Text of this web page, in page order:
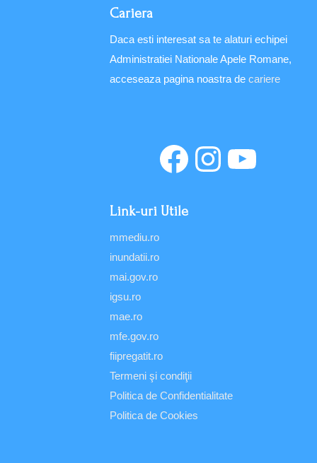
Cariera
Daca esti interesat sa te alaturi echipei
Administratiei Nationale Apele Romane,
acceseaza pagina noastra de cariere
Link-uri Utile
mmediu.ro
inundatii.ro
mai.gov.ro
igsu.ro
mae.ro
mfe.gov.ro
fiipregatit.ro
Termeni şi condiţii
Politica de Confidentialitate
Politica de Cookies